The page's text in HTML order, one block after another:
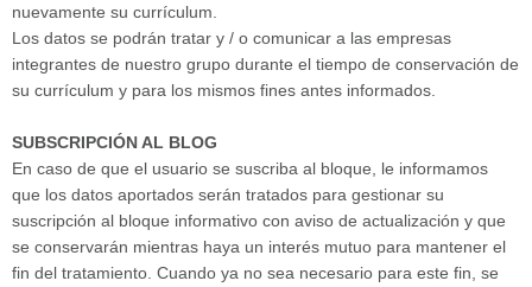
nuevamente su currículum.
Los datos se podrán tratar y / o comunicar a las empresas
integrantes de nuestro grupo durante el tiempo de conservación de
su currículum y para los mismos fines antes informados.
SUBSCRIPCIÓN AL BLOG
En caso de que el usuario se suscriba al bloque, le informamos
que los datos aportados serán tratados para gestionar su
suscripción al bloque informativo con aviso de actualización y que
se conservarán mientras haya un interés mutuo para mantener el
fin del tratamiento. Cuando ya no sea necesario para este fin, se